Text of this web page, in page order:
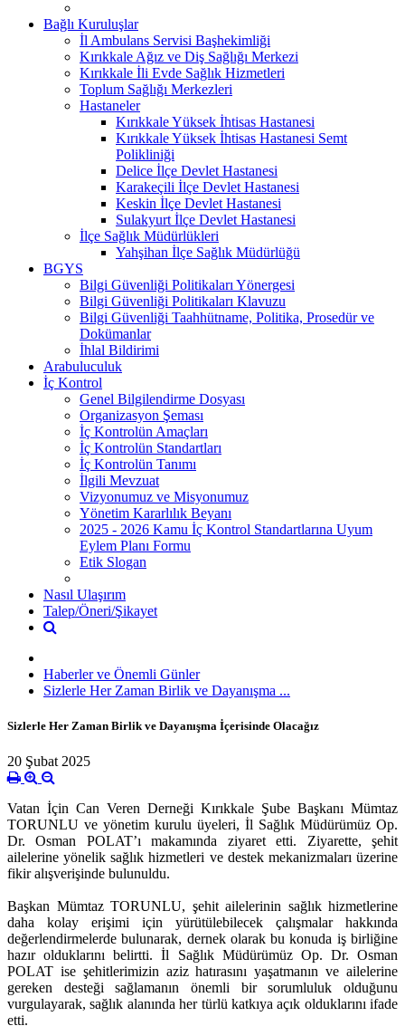
Bağlı Kuruluşlar
İl Ambulans Servisi Başhekimliği
Kırıkkale Ağız ve Diş Sağlığı Merkezi
Kırıkkale İli Evde Sağlık Hizmetleri
Toplum Sağlığı Merkezleri
Hastaneler
Kırıkkale Yüksek İhtisas Hastanesi
Kırıkkale Yüksek İhtisas Hastanesi Semt
Polikliniği
Delice İlçe Devlet Hastanesi
Karakeçili İlçe Devlet Hastanesi
Keskin İlçe Devlet Hastanesi
Sulakyurt İlçe Devlet Hastanesi
İlçe Sağlık Müdürlükleri
Yahşihan İlçe Sağlık Müdürlüğü
BGYS
Bilgi Güvenliği Politikaları Yönergesi
Bilgi Güvenliği Politikaları Klavuzu
Bilgi Güvenliği Taahhütname, Politika, Prosedür ve
Dokümanlar
İhlal Bildirimi
Arabuluculuk
İç Kontrol
Genel Bilgilendirme Dosyası
Organizasyon Şeması
İç Kontrolün Amaçları
İç Kontrolün Standartları
İç Kontrolün Tanımı
İlgili Mevzuat
Vizyonumuz ve Misyonumuz
Yönetim Kararlılık Beyanı
2025 - 2026 Kamu İç Kontrol Standartlarına Uyum
Eylem Planı Formu
Etik Slogan
Nasıl Ulaşırım
Talep/Öneri/Şikayet
Haberler ve Önemli Günler
Sizlerle Her Zaman Birlik ve Dayanışma ...
Sizlerle Her Zaman Birlik ve Dayanışma İçerisinde Olacağız
20 Şubat 2025
Vatan İçin Can Veren Derneği Kırıkkale Şube Başkanı Mümtaz
TORUNLU ve yönetim kurulu üyeleri, İl Sağlık Müdürümüz Op.
Dr. Osman POLAT’ı makamında ziyaret etti. Ziyarette, şehit
ailelerine yönelik sağlık hizmetleri ve destek mekanizmaları üzerine
fikir alışverişinde bulunuldu.
Başkan Mümtaz TORUNLU, şehit ailelerinin sağlık hizmetlerine
daha kolay erişimi için yürütülebilecek çalışmalar hakkında
değerlendirmelerde bulunarak, dernek olarak bu konuda iş birliğine
hazır olduklarını belirtti. İl Sağlık Müdürümüz Op. Dr. Osman
POLAT ise şehitlerimizin aziz hatırasını yaşatmanın ve ailelerine
gereken desteği sağlamanın önemli bir sorumluluk olduğunu
vurgulayarak, sağlık alanında her türlü katkıya açık olduklarını ifade
etti.